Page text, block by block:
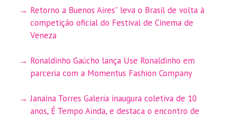
Retorno a Buenos Aires” leva o Brasil de volta à
competição oficial do Festival de Cinema de
Veneza
Ronaldinho Gaúcho lança Use Ronaldinho em
parceria com a Momentus Fashion Company
Janaina Torres Galeria inaugura coletiva de 10
anos, É Tempo Ainda, e destaca o encontro de